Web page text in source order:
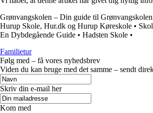
Grønvangskolen – Din guide til
Hurup Skole, Hur.dk og Hurup Køreskole •
En Dybdegående Guide • Hadsten Skole •
Familietur
Følg med – få vores nyhedsbrev
Viden du kan bruge med det samme – sendt
Skriv din e-mail her
Kom med